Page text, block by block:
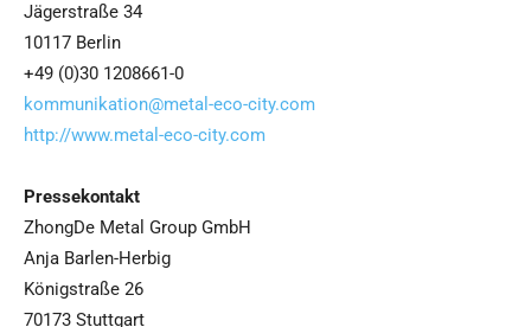
Jägerstraße 34
10117 Berlin
+49 (0)30 1208661-0
kommunikation@metal-eco-city.com
http://www.metal-eco-city.com
Pressekontakt
ZhongDe Metal Group GmbH
Anja Barlen-Herbig
Königstraße 26
70173 Stuttgart